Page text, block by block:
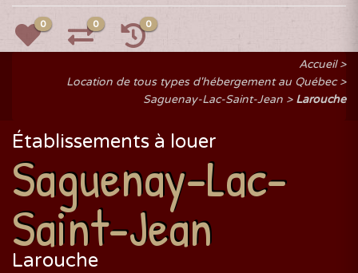
0 0 0
Accueil
Location de tous types d'hébergement au Québec
Saguenay-Lac-Saint-Jean
Larouche
Établissements à louer
Saguenay-Lac-
Saint-Jean
Larouche